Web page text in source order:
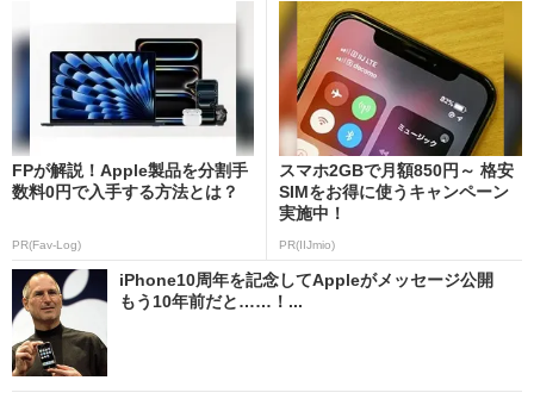
FPが解説！Apple製品を分割手
数料0円で入手する方法とは？
PR(Fav-Log)
スマホ2GBで月額850円～ 格安
SIMをお得に使うキャンペーン
実施中！
PR(IIJmio)
iPhone10周年を記念してAppleがメッセージ公開
もう10年前だと……！...